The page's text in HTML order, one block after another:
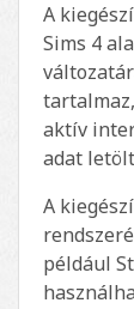
A
Sims 4
aktív
adat
A
például